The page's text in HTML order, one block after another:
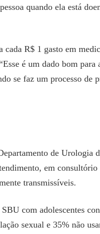
quando ela está
cada R$ 1 gasto em
é um dado bom
se faz um processo de
de Urologia
em
transmissíveis.
com adolescentes
sexual e 35% não